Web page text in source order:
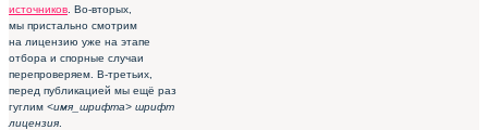
источников . Во-вторых,
мы пристально смотрим
на лицензию уже на этапе
отбора и спорные случаи
перепроверяем. В-третьих,
перед публикацией мы ещё раз
гуглим <имя_шрифта> шрифт
лицензия